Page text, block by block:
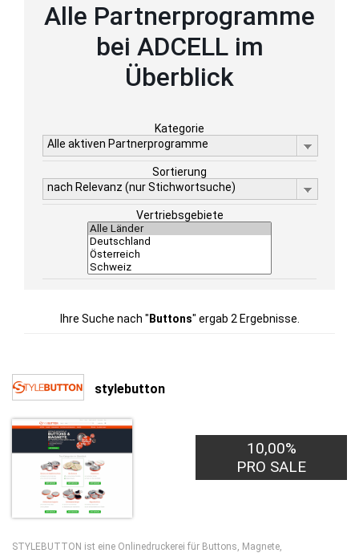
Alle Partnerprogramme
bei ADCELL im
Überblick
Kategorie
Alle aktiven Partnerprogramme
Sortierung
nach Relevanz (nur Stichwortsuche)
Vertriebsgebiete
Ihre Suche nach " Buttons" ergab 2 Ergebnisse.
stylebutton
10,00%
PRO SALE
STYLEBUTTON ist eine Onlinedruckerei für Buttons, Magnete,